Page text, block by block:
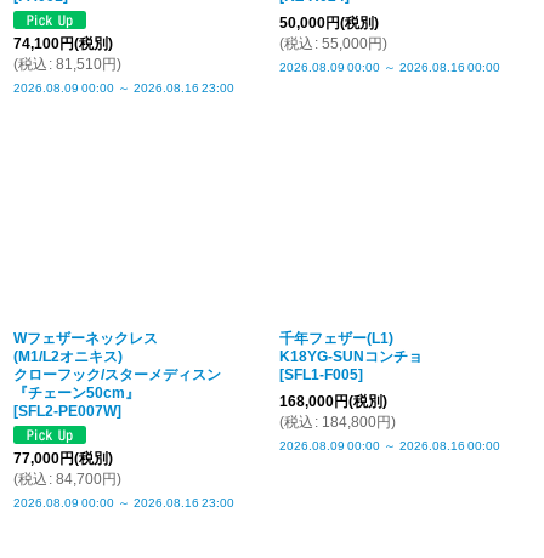
74,100円(税別)
(税込 : 81,510円)
2026.08.09 00:00 ～ 2026.08.16 23:00
50,000円(税別)
(税込 : 55,000円)
2026.08.09 00:00 ～ 2026.08.16 00:00
Wフェザーネックレス
(M1/L2オニキス)
クローフック/スターメディスン
『チェーン50cm』
[SFL2-PE007W]
77,000円(税別)
(税込 : 84,700円)
2026.08.09 00:00 ～ 2026.08.16 23:00
千年フェザー(L1)
K18YG-SUNコンチョ
[SFL1-F005]
168,000円(税別)
(税込 : 184,800円)
2026.08.09 00:00 ～ 2026.08.16 00:00